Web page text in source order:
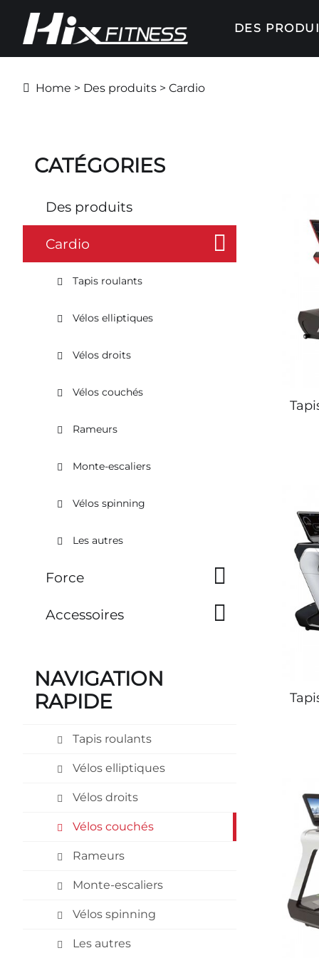
DES
Home > Des produits > Cardio
CATÉGORIES
Des produits
Cardio
Tapis roulants
Vélos elliptiques
Vélos droits
Vélos couchés
Rameurs
Monte-escaliers
Vélos spinning
Les autres
Force
Accessoires
NAVIGATION
RAPIDE
Tapis roulants
Vélos elliptiques
Vélos droits
Vélos couchés
Rameurs
Monte-escaliers
Vélos spinning
Les autres